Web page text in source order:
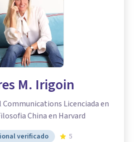
M. Irigoin
Licenciada en
China en Harvard
verificado 5